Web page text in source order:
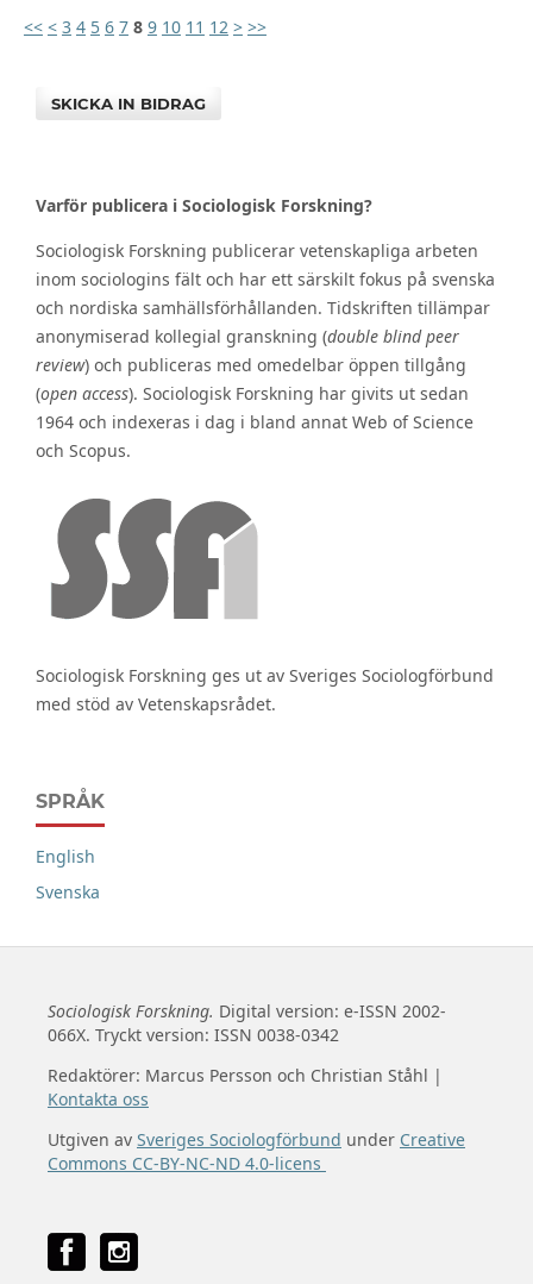
<< < 3 4 5 6 7 8 9 10 11 12 > >>
SKICKA IN BIDRAG
Varför publicera i Sociologisk Forskning?
Sociologisk Forskning publicerar vetenskapliga arbeten
inom sociologins fält och har ett särskilt fokus på svenska
och nordiska samhällsförhållanden. Tidskriften tillämpar
anonymiserad kollegial granskning (double blind peer
review) och publiceras med omedelbar öppen tillgång
(open access). Sociologisk Forskning har givits ut sedan
1964 och indexeras i dag i bland annat Web of Science
och Scopus.
Sociologisk Forskning ges ut av Sveriges Sociologförbund
med stöd av Vetenskapsrådet.
SPRÅK
English
Svenska
Sociologisk Forskning. Digital version: e-ISSN 2002-
066X. Tryckt version: ISSN 0038-0342
Redaktörer: Marcus Persson och Christian Ståhl |
Kontakta oss
Utgiven av Sveriges Sociologförbund under Creative
Commons CC-BY-NC-ND 4.0-licens